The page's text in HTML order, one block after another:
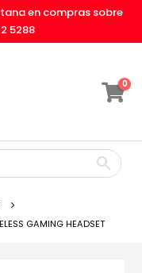
en compras sobre
5288
0
GAMING HEADSET